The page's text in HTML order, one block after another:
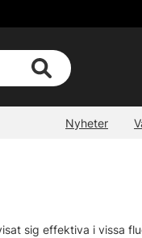
Nyheter
sig effektiva i vissa